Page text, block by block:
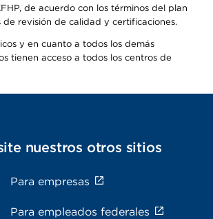
de acuerdo con los términos del plan
revisión de calidad y certificaciones.
y en cuanto a todos los demás
tienen acceso a todos los centros de
nuestros otros sitios
Para empresas
Para empleados federales